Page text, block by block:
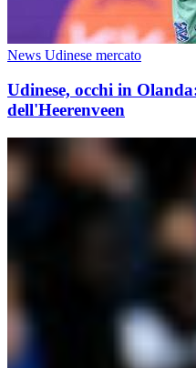
News Udinese mercato
Udinese, occhi in
dell'Heerenveen